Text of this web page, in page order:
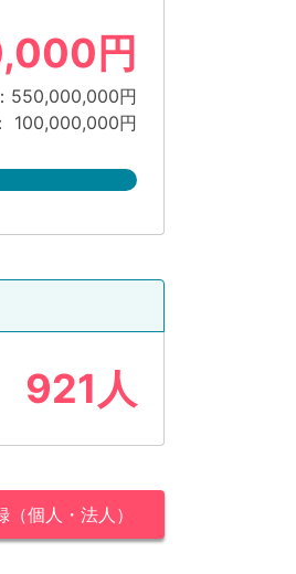
円
550,000,000円
100,000,000円
921人
（個人・法人）